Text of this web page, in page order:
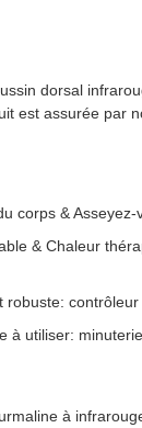
dorsal
est assurée par
corps & Asseyez-
& Chaleur
contrôleur
à utiliser:
à